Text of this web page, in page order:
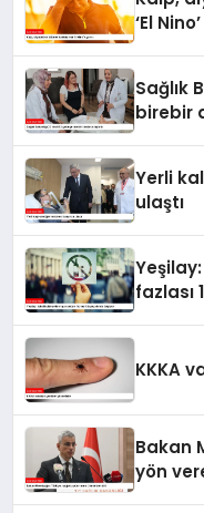
‘El
Sağlık
birebir
Yerli
ulaştı
fazlası
KKKA
Bakan
yön